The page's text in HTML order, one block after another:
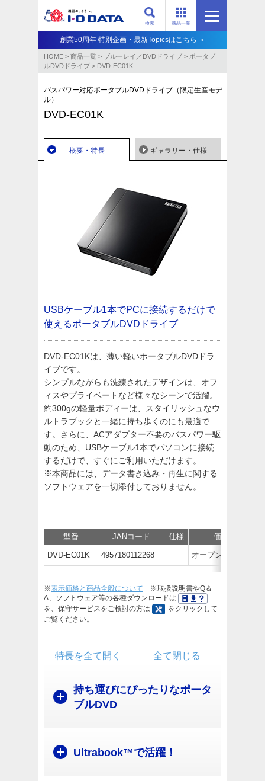
商品一覧
検索
創業50周年 特別企画・最新Topicsはこちら ＞
HOME > 商品一覧 > ブルーレイ／DVDドライブ > ポータブ
ルDVDドライブ > DVD-EC01K
バスパワー対応ポータブルDVDドライブ（限定生産モデ
ル）
DVD-EC01K
概要・特長 ギャラリー・仕様
USBケーブル1本でPCに接続するだけで
使えるポータブルDVDドライブ
DVD-EC01Kは、薄い軽いポータブルDVDドラ
イブです。
シンプルながらも洗練されたデザインは、オフ
ィスやプライベートなど様々なシーンで活躍。
約300gの軽量ボディーは、スタイリッシュなウ
ルトラブックと一緒に持ち歩くのにも最適で
す。さらに、ACアダプター不要のバスパワー駆
動のため、USBケーブル1本でパソコンに接続
するだけで、すぐにご利用いただけます。
※本商品には、データ書き込み・再生に関する
ソフトウェアを一切添付しておりません。
型番 JANコード 仕様 価格
DVD-EC01K 4957180112268 オープン価格
※表示価格と商品全般について ※取扱説明書やQ＆
A、ソフトウェア等の各種ダウンロードは
を、保守サービスをご検討の方は
をクリックして
ご覧ください。
全て閉じる
特長を全て開く
持ち運びにぴったりなポータ
ブルDVD
Ultrabook™で活躍！